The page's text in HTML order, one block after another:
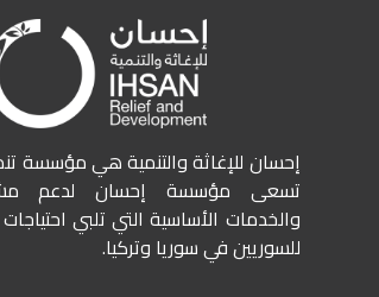
إحسان للإغاثة والتنمية هي مؤسسة
تسعى مؤسسة إحسان لدعم
والخدمات الأساسية التي تلبي احتياجات
للسوريين في سوريا وتركيا.